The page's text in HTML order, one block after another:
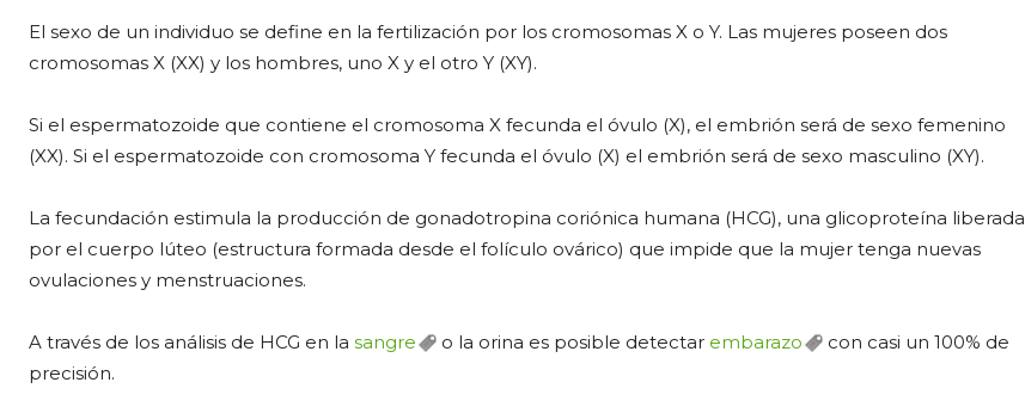
El sexo de un individuo se define en la fertilización por los cromosomas X o Y. Las mujeres poseen dos
cromosomas X (XX) y los hombres, uno X y el otro Y (XY).
Si el espermatozoide que contiene el cromosoma X fecunda el óvulo (X), el embrión será de sexo femenino
(XX). Si el espermatozoide con cromosoma Y fecunda el óvulo (X) el embrión será de sexo masculino (XY).
La fecundación estimula la producción de gonadotropina coriónica humana (HCG), una glicoproteína liberada
por el cuerpo lúteo (estructura formada desde el folículo ovárico) que impide que la mujer tenga nuevas
ovulaciones y menstruaciones.
A través de los análisis de HCG en la sangre o la orina es posible detectar embarazo
con casi un 100% de
precisión.